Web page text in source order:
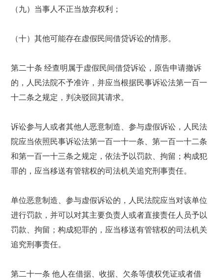
（九）当事人不正当放弃权利；
（十）其他可能存在虚假民间借贷诉讼的情形。
第二十条 经查明属于虚假民间借贷诉讼，原告申请撤诉
的，人民法院不予准许，并应当根据民事诉讼法第一百一
十二条之规定，判决驳回其请求。
诉讼参与人或者其他人恶意制造、参与虚假诉讼，人民法
院应当依照民事诉讼法第一百一十一条、第一百一十二条
和第一百一十三条之规定，依法予以罚款、拘留；构成犯
罪的，应当移送有管辖权的司法机关追究刑事责任。
单位恶意制造、参与虚假诉讼的，人民法院应当对该单位
进行罚款，并可以对其主要负责人或者直接责任人员予以
罚款、拘留；构成犯罪的，应当移送有管辖权的司法机关
追究刑事责任。
第二十一条 他人在借据、收据、欠条等债权凭证或者借